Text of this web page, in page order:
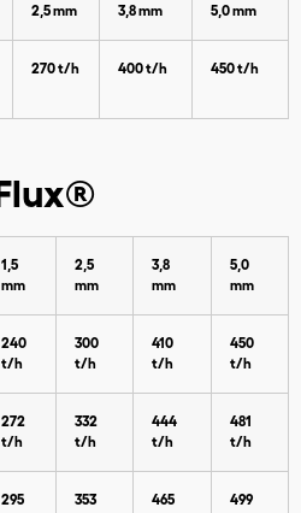
2,5 mm 3,8 mm 5,0 mm
270 t/h 400 t/h 450 t/h
1,5
mm
2,5
mm
3,8
mm
5,0
mm
240
t/h
300
t/h
410
t/h
450
t/h
272
t/h
332
t/h
444
t/h
481
t/h
295
353
465
499
catálogo por